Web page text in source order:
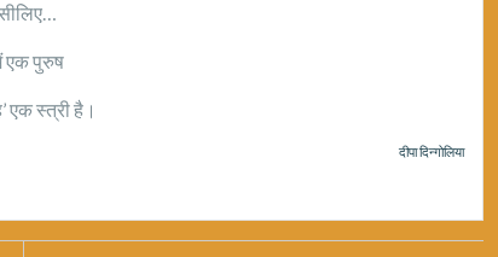
एक पुरुष
एक स्त्री है।
दीपा दिन्गोलिया